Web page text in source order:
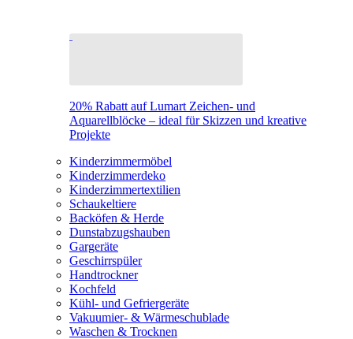
20% Rabatt auf Lumart Zeichen- und
Aquarellblöcke – ideal für Skizzen und kreative
Projekte
Kinderzimmermöbel
Kinderzimmerdeko
Kinderzimmertextilien
Schaukeltiere
Backöfen & Herde
Dunstabzugshauben
Gargeräte
Geschirrspüler
Handtrockner
Kochfeld
Kühl- und Gefriergeräte
Vakuumier- & Wärmeschublade
Waschen & Trocknen